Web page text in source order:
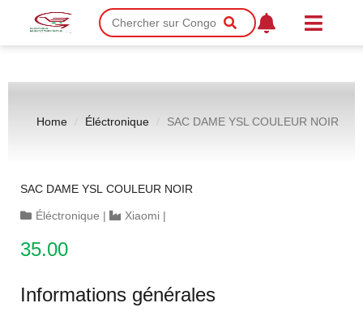
Home Éléctronique SAC DAME YSL COULEUR NOIR
SAC DAME YSL COULEUR NOIR
Éléctronique | Xiaomi |
35.00
Informations générales